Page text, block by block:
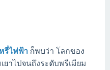
รี่ไฟฟ้า ก็พบว่า โลกของ
าไปจนถึงระดับพรีเมียม